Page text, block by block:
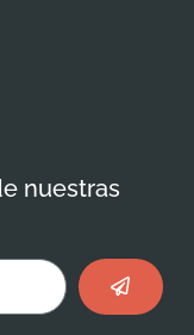
nuestras
Enviar